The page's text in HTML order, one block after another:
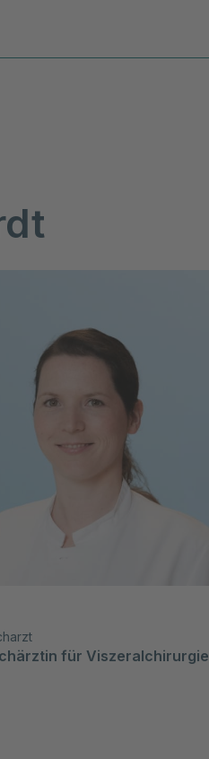
für Viszeralchirurgie